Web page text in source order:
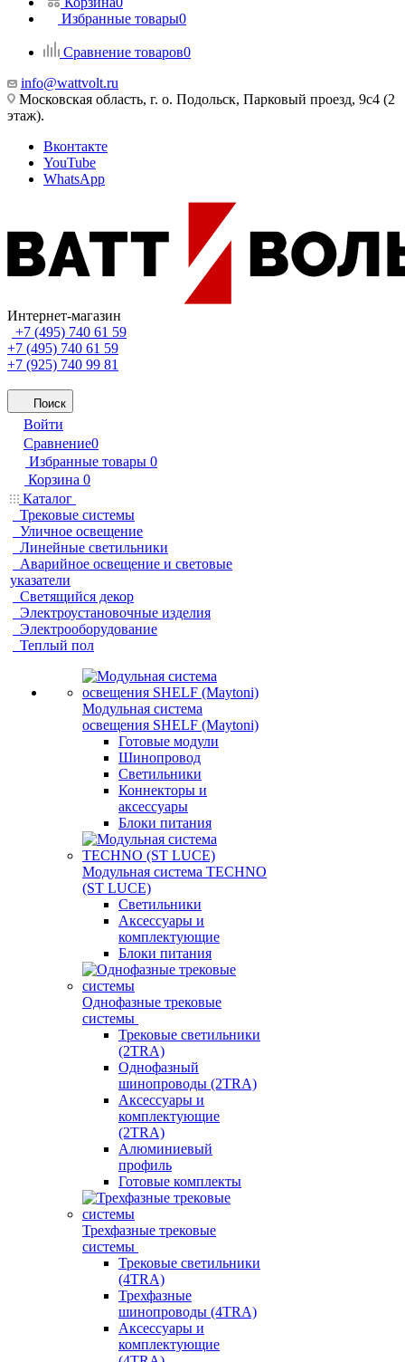
Избранные товары0
Сравнение товаров0
info@wattvolt.ru
Московская область, г. о. Подольск, Парковый проезд, 9с4 (2
этаж).
Вконтакте
YouTube
WhatsApp
Интернет-магазин
+7 (495) 740 61 59
+7 (495) 740 61 59
+7 (925) 740 99 81
Поиск
Войти
Сравнение0
Избранные товары 0
Корзина 0
Каталог
Трековые системы
Уличное освещение
Линейные светильники
Аварийное освещение и световые
указатели
Светящийся декор
Электроустановочные изделия
Электрооборудование
Теплый пол
Модульная система
освещения SHELF (Maytoni)
Готовые модули
Шинопровод
Светильники
Коннекторы и
аксессуары
Блоки питания
Модульная система TECHNO
(ST LUCE)
Светильники
Аксессуары и
комплектующие
Блоки питания
Однофазные трековые
системы
Трековые светильники
(2TRA)
Однофазный
шинопроводы (2TRA)
Аксессуары и
комплектующие
(2TRA)
Алюминиевый
профиль
Готовые комплекты
Трехфазные трековые
системы
Трековые светильники
(4TRA)
Трехфазные
шинопроводы (4TRA)
Аксессуары и
комплектующие